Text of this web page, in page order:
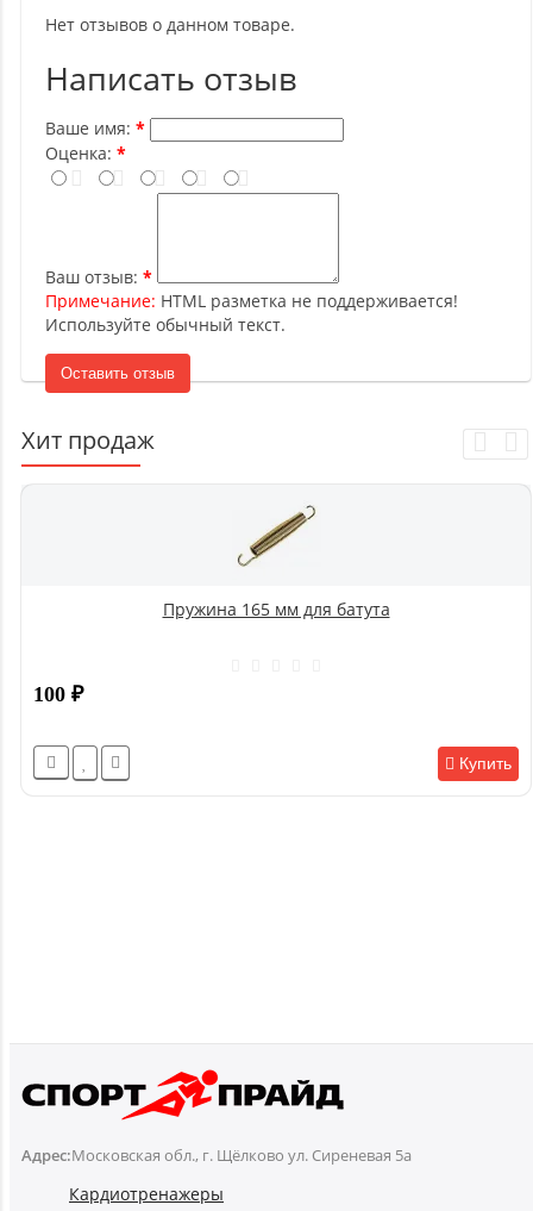
Нет отзывов о данном товаре.
Написать отзыв
Ваше имя:
Оценка:
Ваш отзыв:
Примечание: HTML разметка не поддерживается!
Используйте обычный текст.
Оставить отзыв
Хит продаж
Пружина 165 мм для батута
100 ₽
Купить
Адрес:Московская обл., г. Щёлково ул. Сиреневая 5а
Кардиотренажеры